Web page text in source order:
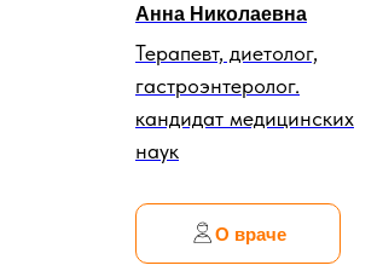
Анна Николаевна
Терапевт, диетолог,
гастроэнтеролог.
кандидат медицинских
наук
О враче